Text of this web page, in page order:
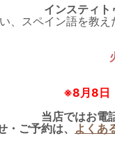
インスティト
、スペイン語を教
※8月8日
当店ではお電
・ご予約は、 よくあ